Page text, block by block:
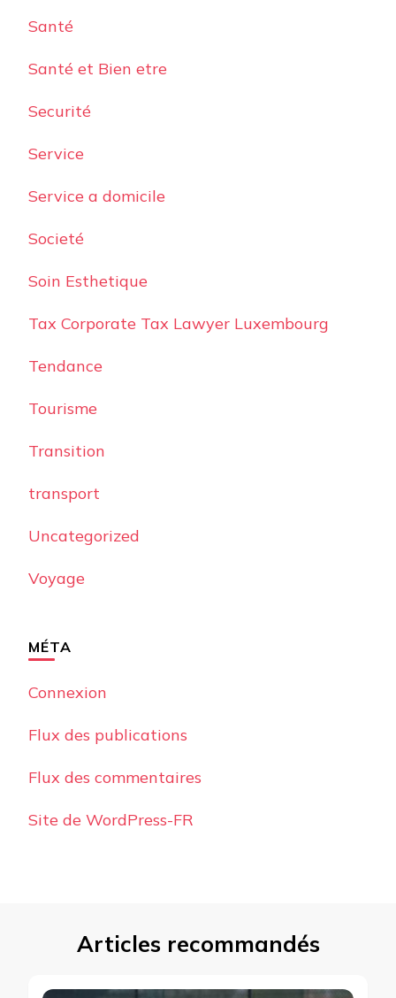
Santé
Santé et Bien etre
Securité
Service
Service a domicile
Societé
Soin Esthetique
Tax Corporate Tax Lawyer Luxembourg
Tendance
Tourisme
Transition
transport
Uncategorized
Voyage
MÉTA
Connexion
Flux des publications
Flux des commentaires
Site de WordPress-FR
Articles recommandés